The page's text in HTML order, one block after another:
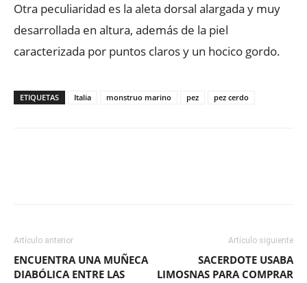
Otra peculiaridad es la aleta dorsal alargada y muy
desarrollada en altura, además de la piel
caracterizada por puntos claros y un hocico gordo.
ETIQUETAS Italia monstruo marino pez pez cerdo
Artículo anterior
ENCUENTRA UNA MUÑECA
DIABÓLICA ENTRE LAS
Artículo siguiente
SACERDOTE USABA
LIMOSNAS PARA COMPRAR